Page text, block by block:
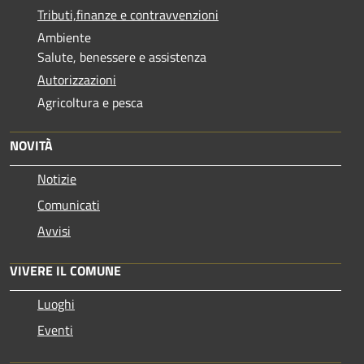
Tributi,finanze e contravvenzioni
Ambiente
Salute, benessere e assistenza
Autorizzazioni
Agricoltura e pesca
NOVITÀ
Notizie
Comunicati
Avvisi
VIVERE IL COMUNE
Luoghi
Eventi